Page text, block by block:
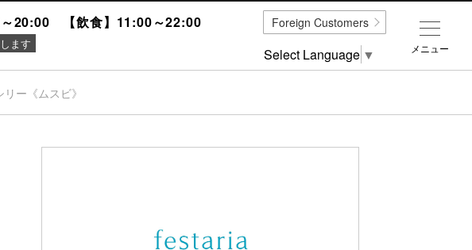
～20:00 【飲食】11:00～22:00
ます
ー《ムスビ》
メニュー
Foreign Customers
Select Language ▼